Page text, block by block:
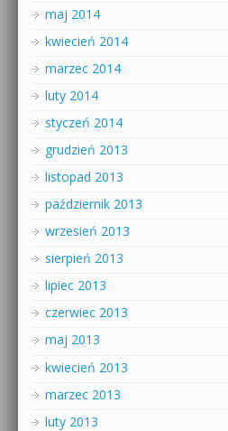
maj 2014
kwiecień 2014
marzec 2014
luty 2014
styczeń 2014
grudzień 2013
listopad 2013
październik 2013
wrzesień 2013
sierpień 2013
lipiec 2013
czerwiec 2013
maj 2013
kwiecień 2013
marzec 2013
luty 2013